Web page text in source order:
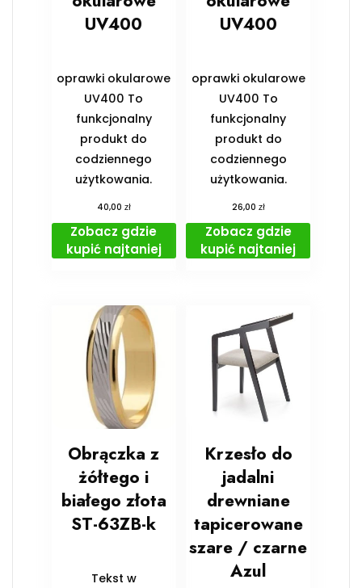
UV400
oprawki okularowe
UV400 To
funkcjonalny
produkt do
codziennego
użytkowania.
40,00 zł
Zobacz gdzie
kupić najtaniej
UV400
oprawki okularowe
UV400 To
funkcjonalny
produkt do
codziennego
użytkowania.
26,00 zł
Zobacz gdzie
kupić najtaniej
Obrączka z
żółtego i
białego złota
ST-63ZB-k
Tekst w
Krzesło do
jadalni
drewniane
tapicerowane
szare / czarne
Azul